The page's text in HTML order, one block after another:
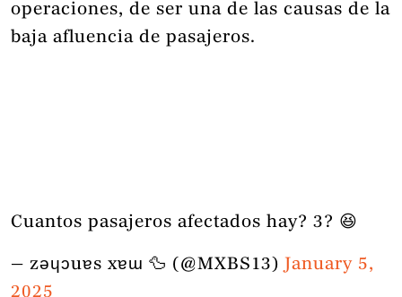
operaciones, de ser una de las causas de la
baja afluencia de pasajeros.
Cuantos pasajeros afectados hay? 3? 😆
— zǝɥɔuɐs xɐɯ 🦆 (@MXBS13) January 5,
2025